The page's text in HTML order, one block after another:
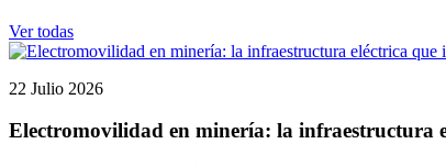
Ver todas
22 Julio 2026
Electromovilidad en minería: la infraestructura